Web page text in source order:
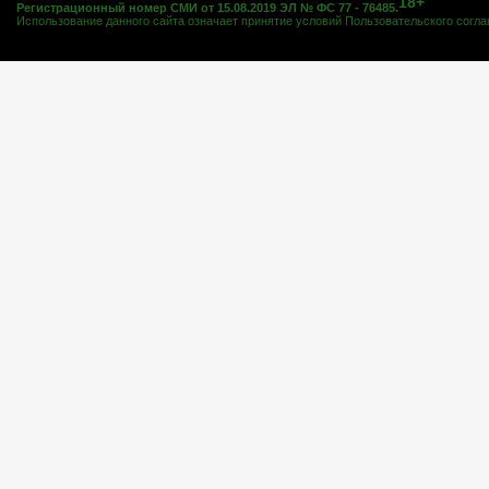
Регистрационный номер СМИ от 15.08.2019 ЭЛ № ФС 77 - 76485.
Использование данного сайта означает принятие условий Пользовательского